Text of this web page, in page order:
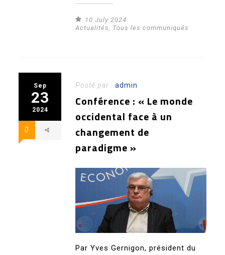
10 July 2024
Actualités, Tous les communiqués
Sep
23
2024
0
Posté par :admin
Conférence : « Le monde
occidental face à un
changement de
paradigme »
Par Yves Gernigon, président du